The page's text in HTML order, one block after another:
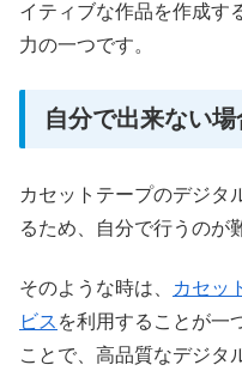
イティブな作品を作成す
力の一つです。
自分で出来ない
カセットテープのデジタ
るため、自分で行うのが
そのような時は、
カセッ
ビス を利用することが一
ことで、高品質なデジタ